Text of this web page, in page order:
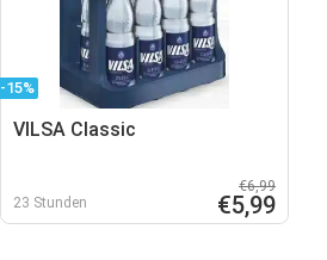
-15%
VILSA Classic
23 Stunden
€6,99
€5,99